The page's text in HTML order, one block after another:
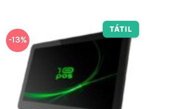
-13%
TÁTIL